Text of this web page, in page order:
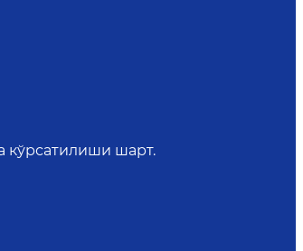
кўрсатилиши шарт.